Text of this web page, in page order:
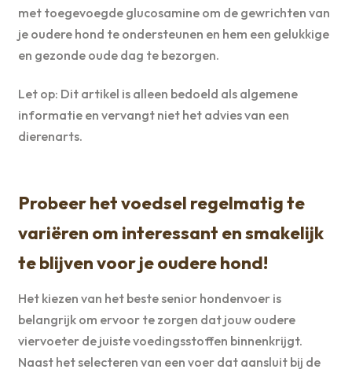
met toegevoegde glucosamine om de gewrichten van
je oudere hond te ondersteunen en hem een gelukkige
en gezonde oude dag te bezorgen.
Let op: Dit artikel is alleen bedoeld als algemene
informatie en vervangt niet het advies van een
dierenarts.
Probeer het voedsel regelmatig te
variëren om interessant en smakelijk
te blijven voor je oudere hond!
Het kiezen van het beste senior hondenvoer is
belangrijk om ervoor te zorgen dat jouw oudere
viervoeter de juiste voedingsstoffen binnenkrijgt.
Naast het selecteren van een voer dat aansluit bij de